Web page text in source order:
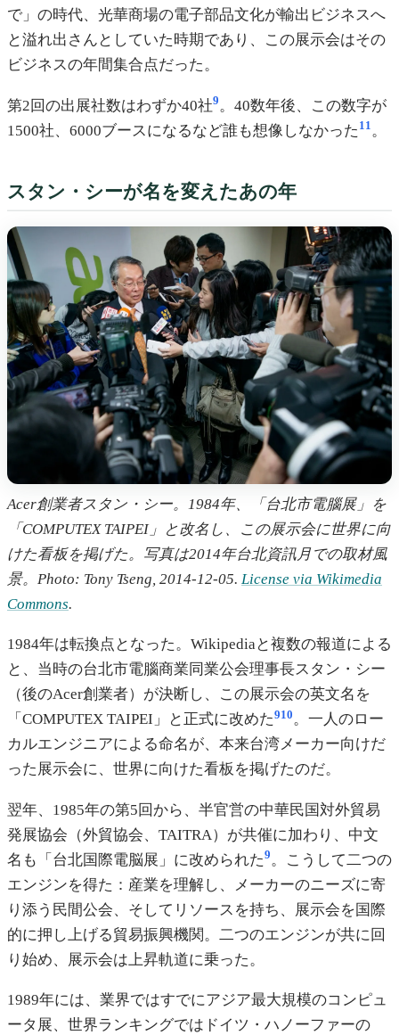
で」の時代、光華商場の電子部品文化が輸出ビジネスへ
と溢れ出さんとしていた時期であり、この展示会はその
ビジネスの年間集合点だった。
第2回の出展社数はわずか40社9。40数年後、この数字が
1500社、6000ブースになるなど誰も想像しなかった 11。
スタン・シーが名を変えたあの年
Acer創業者スタン・シー。1984年、「台北市電腦展」を
「COMPUTEX TAIPEI」と改名し、この展示会に世界に向
けた看板を掲げた。写真は2014年台北資訊月での取材風
景。Photo: Tony Tseng, 2014-12-05. License via Wikimedia
Commons.
1984年は転換点となった。Wikipediaと複数の報道による
と、当時の台北市電腦商業同業公会理事長スタン・シー
（後のAcer創業者）が決断し、この展示会の英文名を
「COMPUTEX TAIPEI」と正式に改めた910。一人のロー
カルエンジニアによる命名が、本来台湾メーカー向けだ
った展示会に、世界に向けた看板を掲げたのだ。
翌年、1985年の第5回から、半官営の中華民国対外貿易
発展協会（外貿協会、TAITRA）が共催に加わり、中文
名も「台北国際電脳展」に改められた9 。こうして二つの
エンジンを得た：産業を理解し、メーカーのニーズに寄
り添う民間公会、そしてリソースを持ち、展示会を国際
的に押し上げる貿易振興機関。二つのエンジンが共に回
り始め、展示会は上昇軌道に乗った。
1989年には、業界ではすでにアジア最大規模のコンピュ
ータ展、世界ランキングではドイツ・ハノーファーの